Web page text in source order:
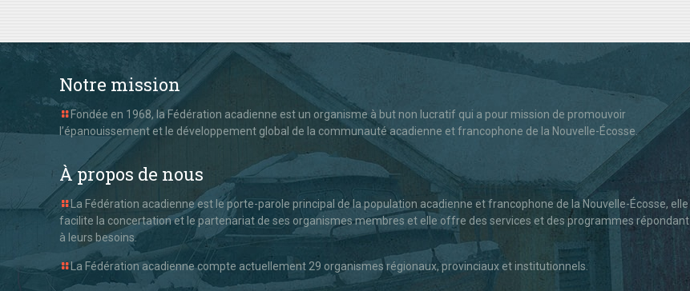
Notre mission
Fondée en 1968, la Fédération acadienne est un organisme à but non lucratif qui a pour mission de promouvoir
l’épanouissement et le développement global de la communauté acadienne et francophone de la Nouvelle-Écosse.
À propos de nous
La Fédération acadienne est le porte-parole principal de la population acadienne et francophone de la Nouvelle-Écosse, elle
facilite la concertation et le partenariat de ses organismes membres et elle offre des services et des programmes répondant
à leurs besoins.
La Fédération acadienne compte actuellement 29 organismes régionaux, provinciaux et institutionnels.